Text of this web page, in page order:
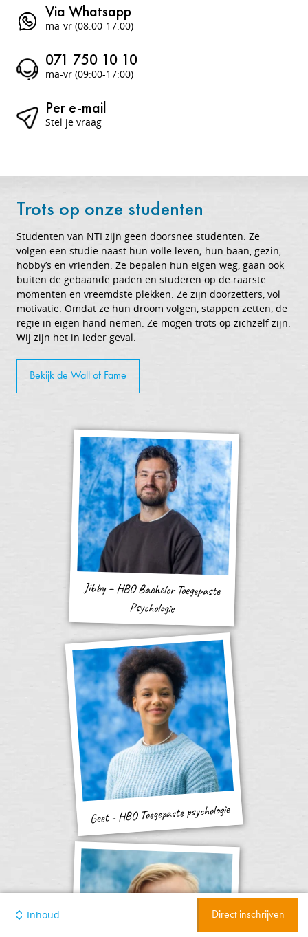
Via Whatsapp
ma-vr (08:00-17:00)
071 750 10 10
ma-vr (09:00-17:00)
Per e-mail
Stel je vraag
Trots op onze studenten
Studenten van NTI zijn geen doorsnee studenten. Ze
volgen een studie naast hun volle leven; hun baan, gezin,
hobby’s en vrienden. Ze bepalen hun eigen weg, gaan ook
buiten de gebaande paden en studeren op de raarste
momenten en vreemdste plekken. Ze zijn doorzetters, vol
motivatie. Omdat ze hun droom volgen, stappen zetten, de
regie in eigen hand nemen. Ze mogen trots op zichzelf zijn.
Wij zijn het in ieder geval.
Bekijk de Wall of Fame
Jibby – HBO Bachelor Toegepaste
Psychologie
Geet - HBO Toegepaste psychologie
Inhoud Direct inschrijven